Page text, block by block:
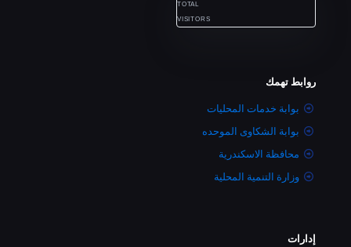
TOTAL
VISITORS
روابط تهمك
بوابة خدمات المحليات
بوابة الشكاوى الموحده
محافظة الاسكندرية
وزارة التنمية المحلية
إدارات